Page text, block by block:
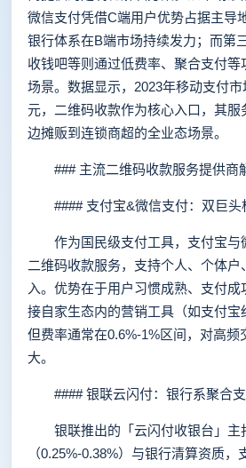
微信支付凭借C端用户优势占据主导
银行体系在B端市场持续发力；而第
收钱吧等则通过低费率、聚合支付等
场景。数据显示，2023年移动支付
元，二维码收款作为核心入口，其服
边摊贩到连锁商超的全业态场景。
### 主流二维码收款服务提供商
#### 支付宝&微信支付：双巨头
作为国民级支付工具，支付宝与
二维码收款服务，支持个人、个体
入。优势在于用户习惯成熟、支付
接自家生态内的营销工具（如支付宝
但费率通常在0.6%-1%区间，对高频
大。
#### 银联云闪付：银行系聚合
银联推出的「云闪付收银台」主
（0.25%-0.38%）与银行清算资质，